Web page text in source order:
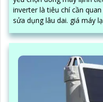
inverter là tiêu chí cần
sửa dụng lâu dai. giá máy lạnh phụ thuộc nhiều yếu tố công
nghệ thương hiệu công